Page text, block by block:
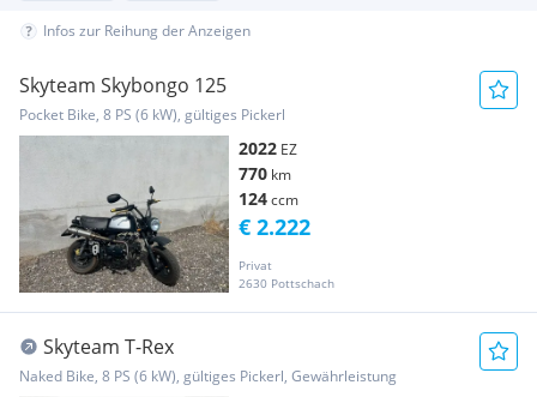
Infos zur Reihung der Anzeigen
Skyteam Skybongo 125
Pocket Bike, 8 PS (6 kW), gültiges Pickerl
2022 EZ
770 km
124ccm
Privat
2630 Pottschach
€ 2.222
Skyteam T-Rex
Naked Bike, 8 PS (6 kW), gültiges Pickerl, Gewährleistung